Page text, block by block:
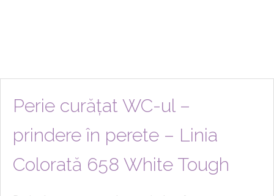
Perie curățat WC-ul –
prindere în perete – Linia
Colorată 658 White Tough